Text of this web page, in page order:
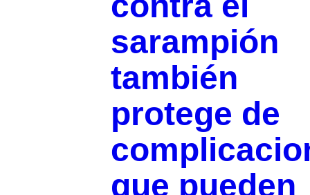
sarampión
también
protege de
que pueden